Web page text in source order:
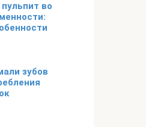
во
зубов